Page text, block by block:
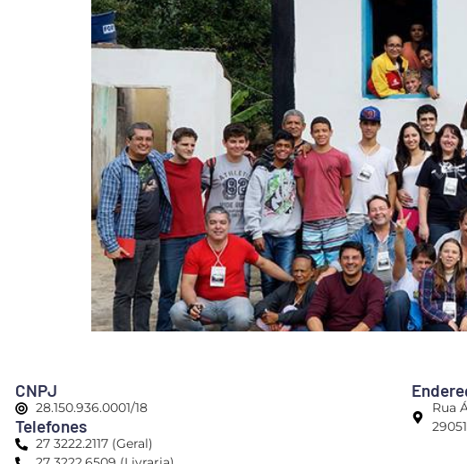
CNPJ
28.150.936.0001/18
Telefones
27 3222.2117 (Geral)
Rua